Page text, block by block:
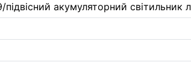
акумуляторний